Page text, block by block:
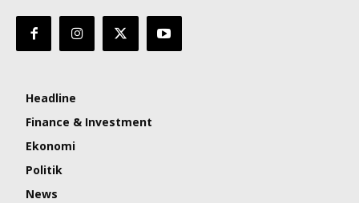
Headline
Finance & Investment
Ekonomi
Politik
News